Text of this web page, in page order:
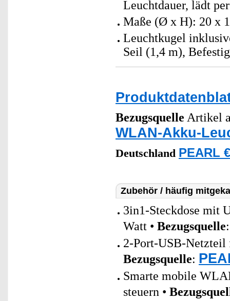
Leuchtdauer, lädt
Maße (Ø x H): 20 x
Leuchtkugel
Seil (1,4 m),
Bezugsquelle Artikel
WLAN-Akku-
Deutschland PEARL
Zubehör / häufig
3in1-Steckdose mit
Watt • Bezugsquelle
2-Port-USB-Netzteil
Bezugsquelle:
Smarte mobile
steuern •